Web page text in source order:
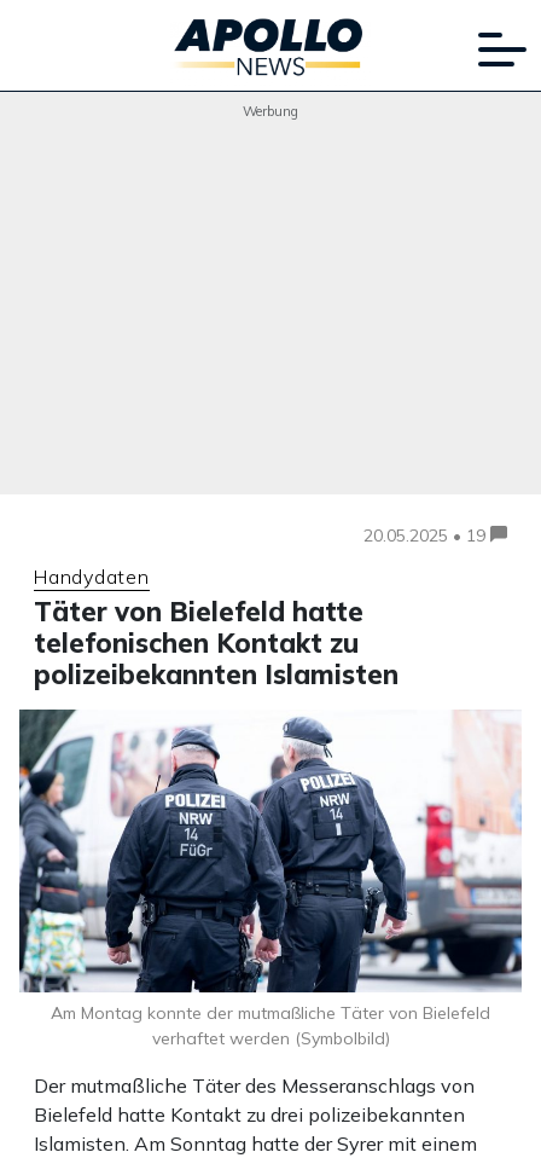
Werbung
20.05.2025 • 19
Handydaten
Täter von Bielefeld hatte
telefonischen Kontakt zu
polizeibekannten Islamisten
Der mutmaßliche Täter des Messeranschlags von
Bielefeld hatte Kontakt zu drei polizeibekannten
Islamisten. Am Sonntag hatte der Syrer mit einem
Am Montag konnte der mutmaßliche Täter von Bielefeld
verhaftet werden (Symbolbild)